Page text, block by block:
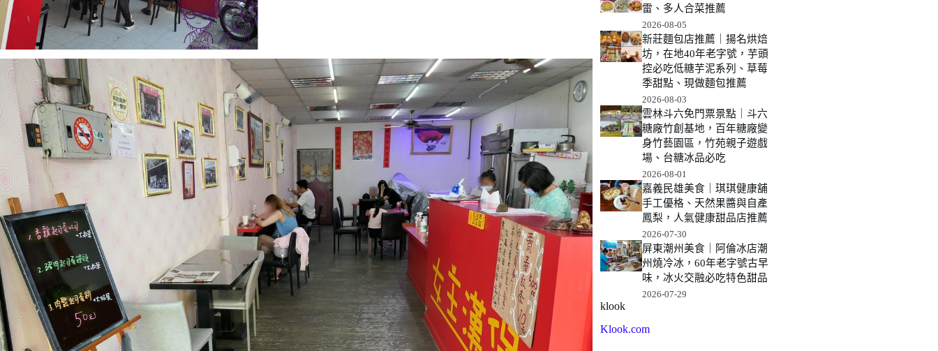
雷、多人合菜推薦
2026-08-05
新莊麵包店推薦｜揚名烘焙
坊，在地40年老字號，芋頭
控必吃低糖芋泥系列、草莓
季甜點、現做麵包推薦
2026-08-03
雲林斗六免門票景點｜斗六
糖廠竹創基地，百年糖廠變
身竹藝園區，竹苑親子遊戲
場、台糖冰品必吃
2026-08-01
嘉義民雄美食｜琪琪健康舖
手工優格、天然果醬與自產
鳳梨，人氣健康甜品店推薦
2026-07-30
屏東潮州美食｜阿倫冰店潮
州燒冷冰，60年老字號古早
味，冰火交融必吃特色甜品
2026-07-29
klook
Klook.com